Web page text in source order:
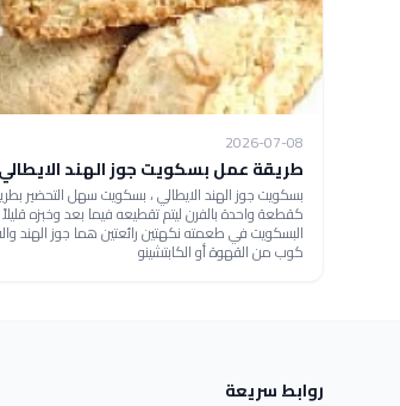
2026-07-08
طريقة عمل بسكويت جوز الهند الايطالي
بسكويت جوز الهند الايطالي ، بسكويت سهل التحضير
كقطعة واحدة بالفرن ليتم تقطيعه فيما بعد وخبزه
البسكويت في طعمته نكهتين رائعتين هما جوز الهند
كوب من القهوة أو الكابتشينو
روابط سريعة